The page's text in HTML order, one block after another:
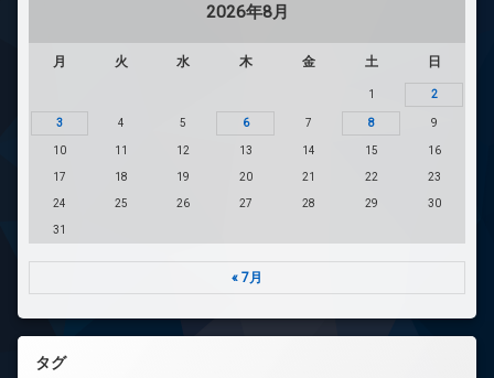
2026年8月
月 火 水 木 金 土 日
1 2
3 4 5 6 7 8 9
10 11 12 13 14 15 16
17 18 19 20 21 22 23
24 25 26 27 28 29 30
31
« 7月
タグ